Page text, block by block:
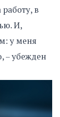
в
И,
у меня
– убежден